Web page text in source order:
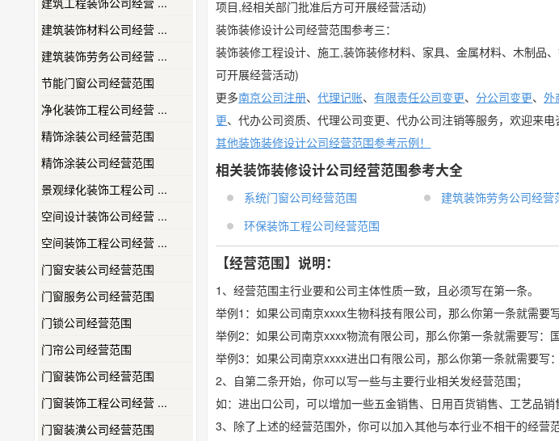
建筑装饰材料公司经营 ...
建筑装饰劳务公司经营 ...
节能门窗公司经营范围
净化装饰工程公司经营 ...
精饰涂装公司经营范围
精饰涂装公司经营范围
景观绿化装饰工程公司 ...
空间设计装饰公司经营 ...
空间装饰工程公司经营 ...
门窗安装公司经营范围
门窗服务公司经营范围
门锁公司经营范围
门帘公司经营范围
门窗装饰公司经营范围
门窗装饰工程公司经营 ...
门窗装潢公司经营范围
项目,经相关部门批准后方可开展经营活动)
装饰装修设计公司经营范围参考三：
装饰装修工程设计、施工,装饰装修材料、家具、金属材料、木制品
可开展经营活动)
更多南京公司注册、代理记账、有限责任公司变更、分公司变更、外
更、代办公司资质、代理公司变更、代办公司注销等服务，欢迎来
其他装饰装修设计公司经营范围参考示例！
相关装饰装修设计公司经营范围参考大全
系统门窗公司经营范围 建筑装饰劳务公司经营
环保装饰工程公司经营范围
【经营范围】说明：
1、经营范围主行业要和公司主体性质一致，且必须写在第一条。
举例1：如果公司南京xxxx生物科技有限公司，那么你第一条就需要
举例2：如果公司南京xxxx物流有限公司，那么你第一条就需要写：
举例3：如果公司南京xxxx进出口有限公司，那么你第一条就需要写
2、自第二条开始，你可以写一些与主要行业相关发经营范围；
如：进出口公司，可以增加一些五金销售、日用百货销售、工艺品销
3、除了上述的经营范围外，你可以加入其他与本行业不相干的经营